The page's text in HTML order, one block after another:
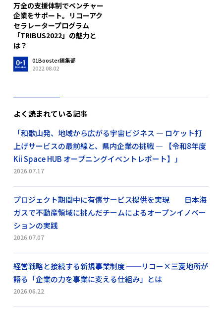
万全の支援体制でベンチャー
企業をサポート。リコーアク
セラレータープログラム
「TRIBUS2022」の魅力と
は？
01Booster編集部
2022.08.02
よく読まれている記事
「和歌山発、地域から広がる宇宙ビジネス ― ロケット打
上げサービスの最前線と、県内企業の挑戦 ― 【令和8年度
Kii Space HUB オープニングイベントレポート】」
2026.07.17
プロジェクト期間中に有償サービス提供を実現 日本海
ガスで不動産領域に挑んだチームによるオープンイノベー
ションの実践
2026.07.07
経営戦略と接続する新規事業制度 ──リコー×三菱地所が
語る「企業の力を事業に変える仕組み」とは
2026.06.22